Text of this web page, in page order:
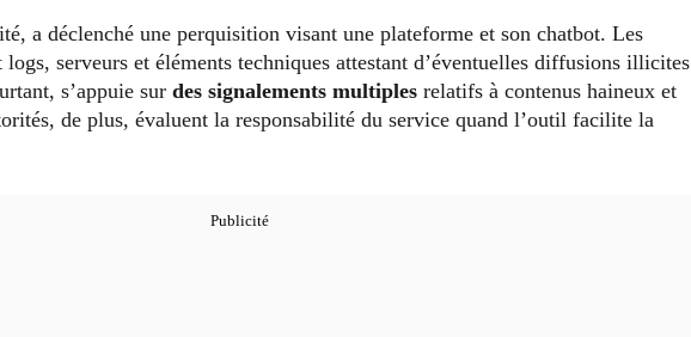
a déclenché une perquisition visant une plateforme et son chatbot. Les
logs, serveurs et éléments techniques attestant d’éventuelles diffusions illicites
s’appuie sur des signalements multiples relatifs à contenus haineux et
de plus, évaluent la responsabilité du service quand l’outil facilite la